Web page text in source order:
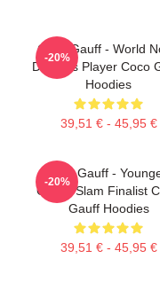
Coco Gauff - World
Doubles Player Coco
Hoodies
39,51 € - 45,95 €
-20%
Coco Gauff -
Grand Slam Finalist
Gauff Hoodies
39,51 € - 45,95 €
-20%